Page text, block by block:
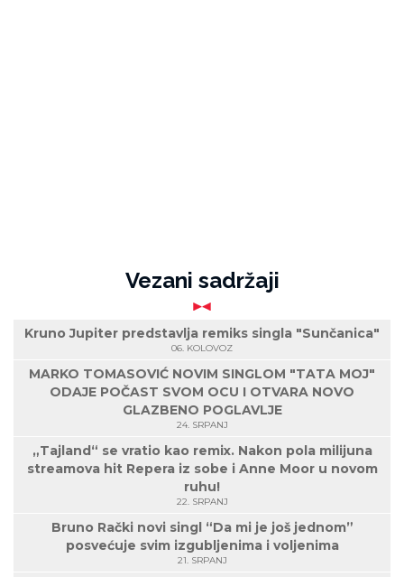
Vezani sadržaji
Kruno Jupiter predstavlja remiks singla "Sunčanica"
06. KOLOVOZ
MARKO TOMASOVIĆ NOVIM SINGLOM "TATA MOJ"
ODAJE POČAST SVOM OCU I OTVARA NOVO
GLAZBENO POGLAVLJE
24. SRPANJ
„Tajland“ se vratio kao remix. Nakon pola milijuna
streamova hit Repera iz sobe i Anne Moor u novom
ruhu!
22. SRPANJ
Bruno Rački novi singl “Da mi je još jednom”
posvećuje svim izgubljenima i voljenima
21. SRPANJ